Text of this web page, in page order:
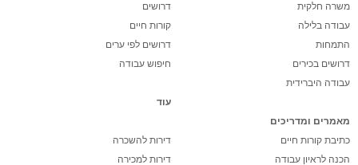
משרה חלקית
עבודה בלילה
התמחות
דרושים בכירים
עבודה היברידית
מאמרים ומדריכים
כתיבת קורות חיים
הכנה לראיון עבודה
דרושים
קורות חיים
דרושים לפי ערים
חיפוש עבודה
עוד
דירות להשכרה
דירות למכירה